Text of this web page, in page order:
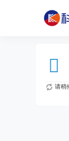
请